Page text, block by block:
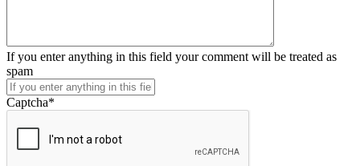
If you enter anything in this field your comment will be treated as
spam
Captcha*